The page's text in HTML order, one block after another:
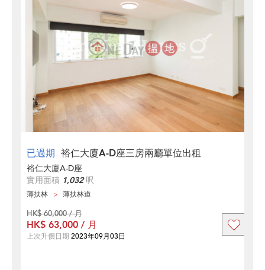
已過期 裕仁大廈A-D座三房兩廳單位出租
裕仁大廈A-D座
實用面積 1,032呎
薄扶林 薄扶林道
HK$ 60,000 / 月
HK$ 63,000 / 月
上次升價日期 2023年09月03日